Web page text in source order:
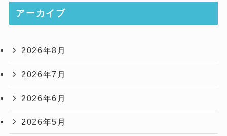
アーカイブ
2026年8月
2026年7月
2026年6月
2026年5月